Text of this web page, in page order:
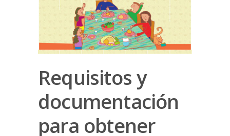
Requisitos y
documentación
para obtener